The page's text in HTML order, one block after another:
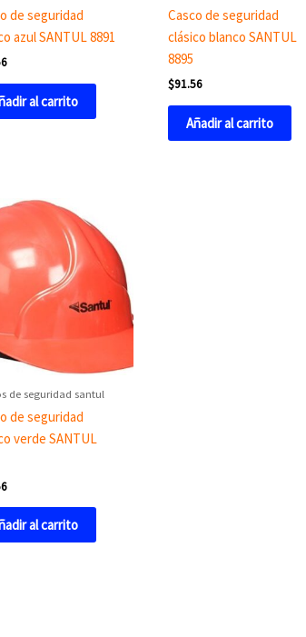
de seguridad
azul SANTUL 8891
al carrito
Casco de seguridad
clásico blanco SANTUL
8895
$91.56
Añadir al carrito
de seguridad santul
de seguridad
verde SANTUL
al carrito